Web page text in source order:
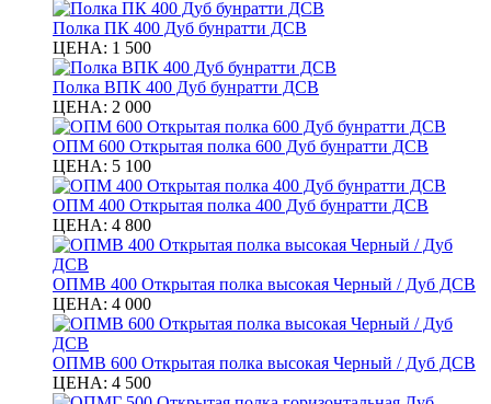
Полка ПК 400 Дуб бунратти ДСВ
ЦЕНА: 1 500
Полка ВПК 400 Дуб бунратти ДСВ
ЦЕНА: 2 000
ОПМ 600 Открытая полка 600 Дуб бунратти ДСВ
ЦЕНА: 5 100
ОПМ 400 Открытая полка 400 Дуб бунратти ДСВ
ЦЕНА: 4 800
ОПМВ 400 Открытая полка высокая Черный / Дуб ДСВ
ЦЕНА: 4 000
ОПМВ 600 Открытая полка высокая Черный / Дуб ДСВ
ЦЕНА: 4 500